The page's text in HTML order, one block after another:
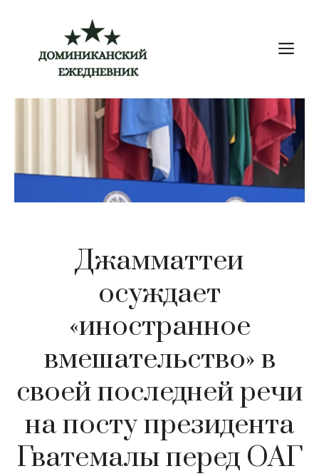
содержимому
Джамматтеи
осуждает
«иностранное
вмешательство» в
своей последней речи
на посту президента
Гватемалы перед ОАГ